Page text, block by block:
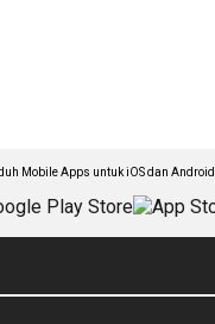
Mobile Apps untuk iOS dan Android